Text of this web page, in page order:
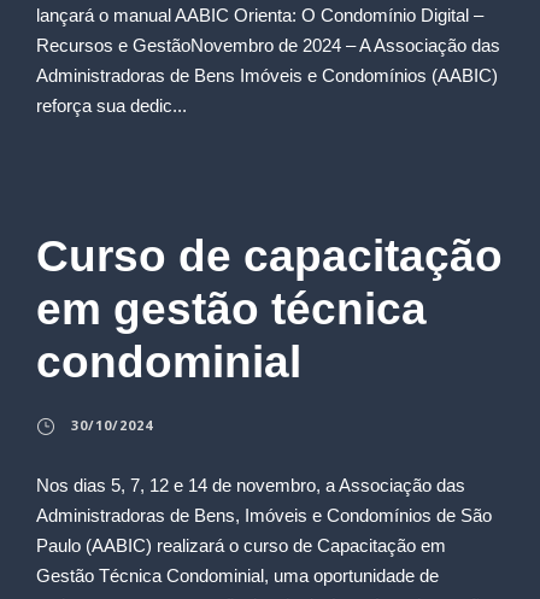
lançará o manual AABIC Orienta: O Condomínio Digital –
Recursos e GestãoNovembro de 2024 – A Associação das
Administradoras de Bens Imóveis e Condomínios (AABIC)
reforça sua dedic...
Curso de capacitação
em gestão técnica
condominial
30/10/2024
Nos dias 5, 7, 12 e 14 de novembro, a Associação das
Administradoras de Bens, Imóveis e Condomínios de São
Paulo (AABIC) realizará o curso de Capacitação em
Gestão Técnica Condominial, uma oportunidade de